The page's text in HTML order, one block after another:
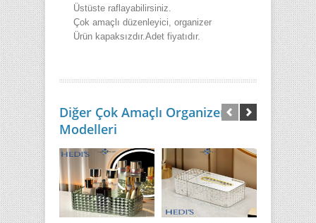
Üstüste raflayabilirsiniz.
Çok amaçlı düzenleyici, organizer
Ürün kapaksızdır.Adet fiyatıdır.
Diğer Çok Amaçlı Organizer
Modelleri